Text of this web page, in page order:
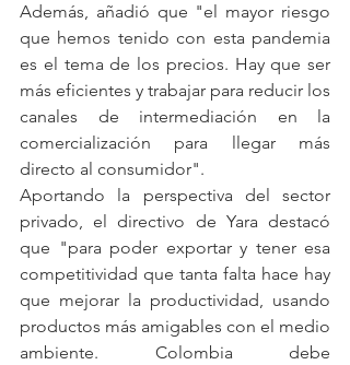
Además, añadió que "el mayor riesgo
que hemos tenido con esta pandemia
es el tema de los precios. Hay que ser
más eficientes y trabajar para reducir los
canales de intermediación en la
comercialización para llegar más
directo al consumidor".
Aportando la perspectiva del sector
privado, el directivo de Yara destacó
que "para poder exportar y tener esa
competitividad que tanta falta hace hay
que mejorar la productividad, usando
productos más amigables con el medio
ambiente. Colombia debe